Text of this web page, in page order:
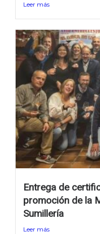
Leer más
Entrega de
promoción de la
Sumillería
Leer más